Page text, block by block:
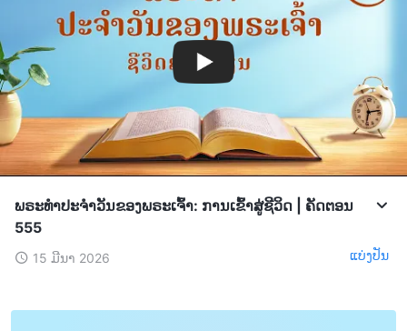
ພຣະທຳປະຈຳວັນຂອງພຣະເຈົ້າ: ການເຂົ້າສູ່ຊີວິດ | ຄັດຕອນ
555
15 ມີນາ 2026 ແບ່ງປັນ